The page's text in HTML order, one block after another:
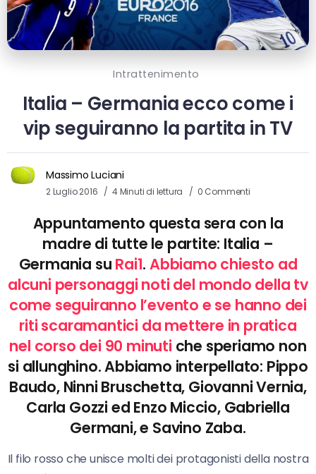
Intrattenimento
Italia – Germania ecco come i
vip seguiranno la partita in TV
Massimo Luciani
2 Luglio 2016 4 Minuti di lettura 0 Commenti
Appuntamento questa sera con la
madre di tutte le partite: Italia –
Germania su Rai1. Abbiamo chiesto ad
alcuni personaggi noti del mondo della tv
come seguiranno l’evento e se hanno dei
riti scaramantici da mettere in pratica
nel corso dei 90 minuti che speriamo non
si allunghino. Abbiamo interpellato: Pippo
Baudo, Ninni Bruschetta, Giovanni Vernia,
Carla Gozzi ed Enzo Miccio, Gabriella
Germani, e Savino Zaba.
Il filo rosso che unisce molti dei protagonisti della nostra